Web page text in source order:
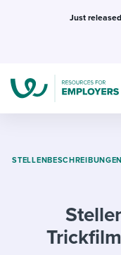
Just
STELLENBESCHREIBUNGEN